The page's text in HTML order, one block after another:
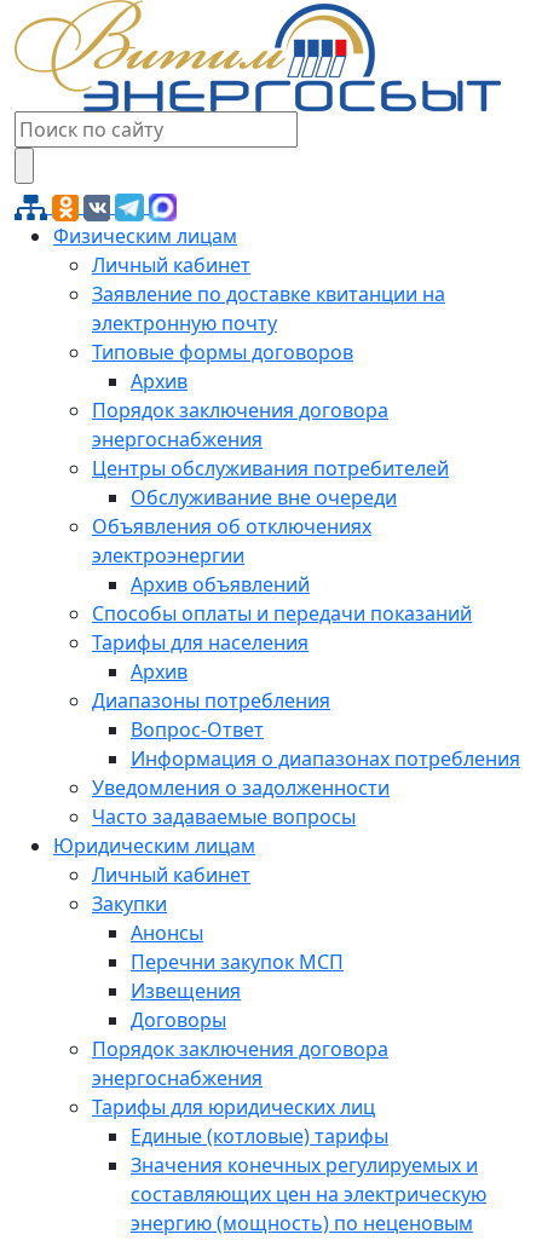
Физическим лицам
Личный кабинет
Заявление по доставке квитанции на
электронную почту
Типовые формы договоров
Архив
Порядок заключения договора
энергоснабжения
Центры обслуживания потребителей
Обслуживание вне очереди
Объявления об отключениях
электроэнергии
Архив объявлений
Способы оплаты и передачи показаний
Тарифы для населения
Архив
Диапазоны потребления
Вопрос-Ответ
Информация о диапазонах потребления
Уведомления о задолженности
Часто задаваемые вопросы
Юридическим лицам
Личный кабинет
Закупки
Анонсы
Перечни закупок МСП
Извещения
Договоры
Порядок заключения договора
энергоснабжения
Тарифы для юридических лиц
Единые (котловые) тарифы
Значения конечных регулируемых и
составляющих цен на электрическую
энергию (мощность) по неценовым